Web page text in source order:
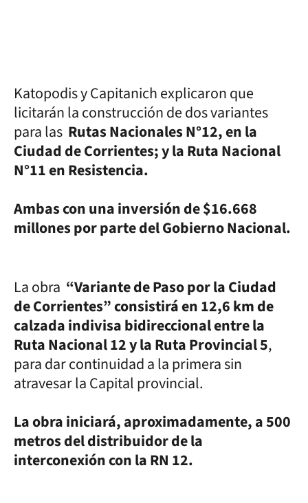
Katopodis y Capitanich explicaron que
licitarán la construcción de dos variantes
para las Rutas Nacionales N°12, en la
Ciudad de Corrientes; y la Ruta Nacional
N°11 en Resistencia.
Ambas con una inversión de $16.668
millones por parte del Gobierno Nacional.
La obra “Variante de Paso por la Ciudad
de Corrientes” consistirá en 12,6 km de
calzada indivisa bidireccional entre la
Ruta Nacional 12 y la Ruta Provincial 5,
para dar continuidad a la primera sin
atravesar la Capital provincial.
La obra iniciará, aproximadamente, a 500
metros del distribuidor de la
interconexión con la RN 12.